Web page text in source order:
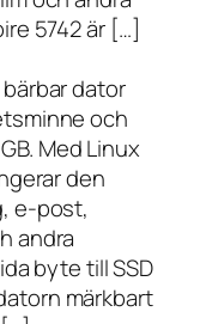
5742 är […]
dator
och
Med Linux
den
e-post,
andra
byte till SSD
märkbart